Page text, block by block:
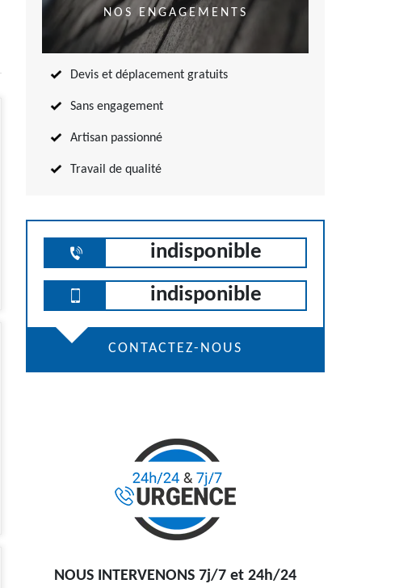
NOS ENGAGEMENTS
Devis et déplacement gratuits
Sans engagement
Artisan passionné
Travail de qualité
indisponible
indisponible
CONTACTEZ-NOUS
NOUS INTERVENONS 7j/7 et 24h/24